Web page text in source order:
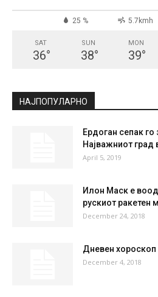
25 % 5.7kmh
SAT
36°
SUN
38°
MON
39°
НАЈПОПУЛАРНО
Ердоган сепак го
Најважниот град
April 5, 2019
Илон Маск е
рускиот ракетен
December 24, 2018
Дневен
December 4, 2018